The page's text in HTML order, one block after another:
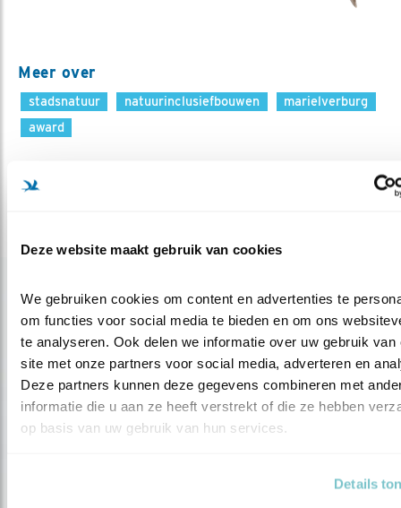
Deze website maakt gebruik van cookies
We gebruiken cookies om content en advertenties te
om functies voor social media te bieden en om ons
te analyseren. Ook delen we informatie over uw gebruik van
site met onze partners voor social media, adverteren en
Deze partners kunnen deze gegevens combineren met
informatie die u aan ze heeft verstrekt of die ze hebben
op basis van uw gebruik van hun services.
Details
Meer over
stadsnatuur natuurinclusiefbouwen
marielverburg
award
Deel dit bericht
Gerelateerde items
Blog
‘DEZE SCHOOL IS ELK SEIZOEN
ANDERS’